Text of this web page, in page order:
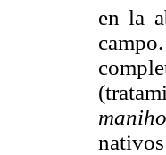
en la